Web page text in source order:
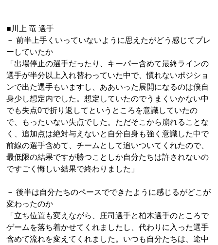
■川上 竜 選手
－ 前半上手くいっていないように思えたがどう感じてプレ
ーしていたか
「出場停止の選手だったり、キーパー含めて最終ラインの
選手が半分以上入れ替わっていた中で、慣れないポジショ
ンで出た選手もいますし、ああいった展開になるのは僕自
身少し想定内でした。想定していたのでうまくいかない中
でも失点0で折り返してというところを意識していたの
で、もったいない失点でした。ただそこから崩れることな
く、追加点は絶対与えないと自分自身も強く意識した中で
前線の選手含めて、チームとして追いついてくれたので、
最低限の結果ですが勝つことしか自分たちは許されないの
ですごく悔しい結果で終わりました」
－ 後半は自分たちのペースでできたように感じるがどこが
変わったのか
「立ち位置も変えながら、庄司選手と柏木選手のところで
ゲームを落ち着かせてくれましたし、代わりに入った選手
含めて流れを変えてくれました。いつも自分たちは、途中